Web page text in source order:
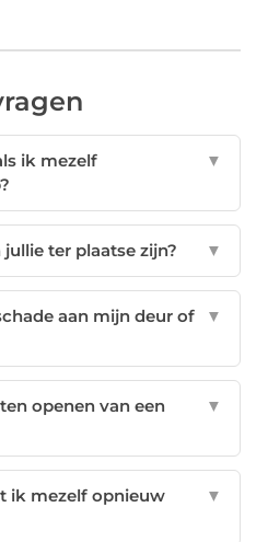
ik mezelf
▼
ter plaatse zijn? ▼
aan mijn deur of
▼
openen van een
▼
ik mezelf opnieuw
▼